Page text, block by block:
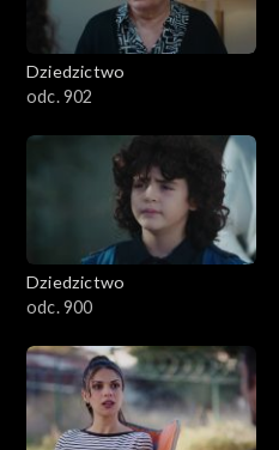
Dziedzictwo
odc. 902
Dziedzictwo
odc. 900